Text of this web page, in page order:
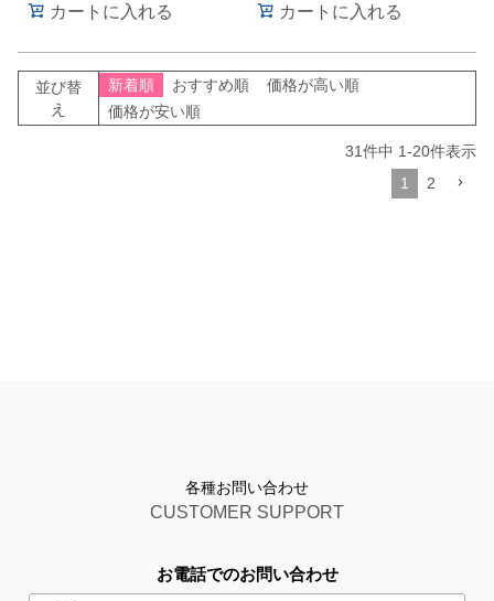
カートに入れる カートに入れる
並び替
え
新着順 おすすめ順
価格が高い順
価格が安い順
31件中 1-20件表示
1
2
各種お問い合わせ
CUSTOMER SUPPORT
お電話でのお問い合わせ